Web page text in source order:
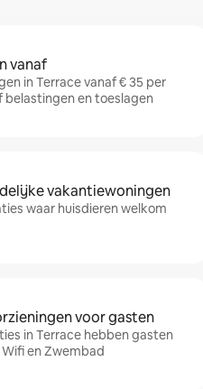
vanaf
in Terrace vanaf € 35 per
belastingen en toeslagen
vakantiewoningen
waar huisdieren welkom
voor gasten
in Terrace hebben gasten
en Zwembad